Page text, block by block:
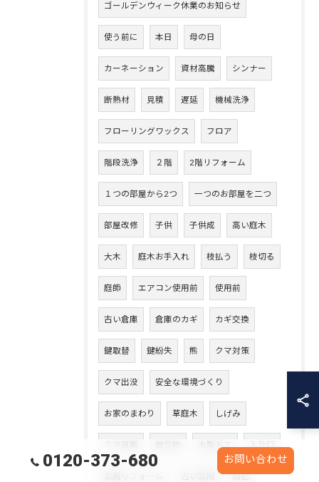
ゴールデンウィーク休業のお知らせ
使う前に 本日 母の日
カーネーション 資材高騰 シンナー
断熱材 見積 遅延 機械洗浄
フローリングワックス フロア
階段洗浄 ２階 2階リフォーム
１つの部屋から2つ 一つのお部屋を二つ
部屋改修 子供 子供成 高い庭木
大木 庭木お手入れ 枝払う 枝切る
庭師 エアコン使用前 使用前
古い倉庫 倉庫のカギ カギ交換
鍵取替 鍵紛失 熊 クマ対策
クマ出没 安全な環境づくり
お家のまわり 草庭木 しげみ
木製ドア 入り口
防犯
0120-373-680 お問い合わせ